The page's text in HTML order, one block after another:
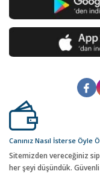
Canınız Nasıl İsterse Öyle
Sitemizden vereceğiniz
her şeyi düşündük.